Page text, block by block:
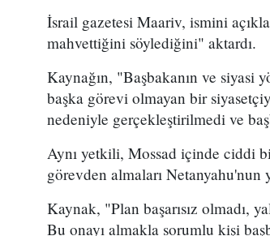
İsrail gazetesi Maariv, ismini
mahvettiğini söylediğini" aktardı.
Kaynağın, "Başbakanın ve siyasi
başka görevi olmayan bir
nedeniyle gerçekleştirilmedi ve
Aynı yetkili, Mossad içinde ciddi
görevden almaları
Kaynak, "Plan başarısız olmadı,
Bu onayı almakla sorumlu kişi